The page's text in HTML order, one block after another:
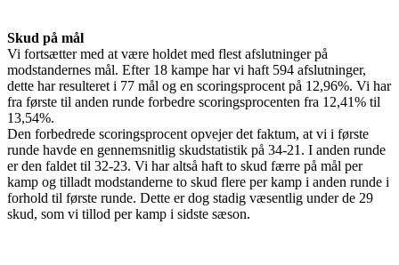
Skud på mål
Vi fortsætter med at være holdet med flest afslutninger på
modstandernes mål. Efter 18 kampe har vi haft 594 afslutninger,
dette har resulteret i 77 mål og en scoringsprocent på 12,96%. Vi har
fra første til anden runde forbedre scoringsprocenten fra 12,41% til
13,54%.
Den forbedrede scoringsprocent opvejer det faktum, at vi i første
runde havde en gennemsnitlig skudstatistik på 34-21. I anden runde
er den faldet til 32-23. Vi har altså haft to skud færre på mål per
kamp og tilladt modstanderne to skud flere per kamp i anden runde i
forhold til første runde. Dette er dog stadig væsentlig under de 29
skud, som vi tillod per kamp i sidste sæson.